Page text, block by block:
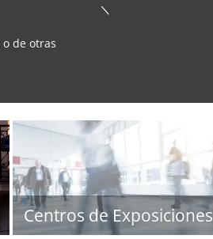
o de otras
Centros de Exposiciones